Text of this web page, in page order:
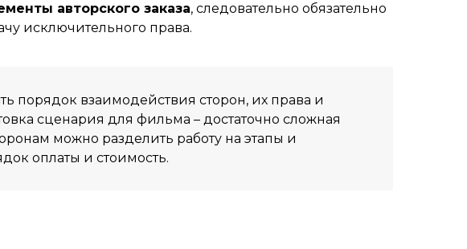
авторского заказа, следовательно обязательно
исключительного права.
порядок взаимодействия сторон, их права и
сценария для фильма – достаточно сложная
можно разделить работу на этапы и
оплаты и стоимость.